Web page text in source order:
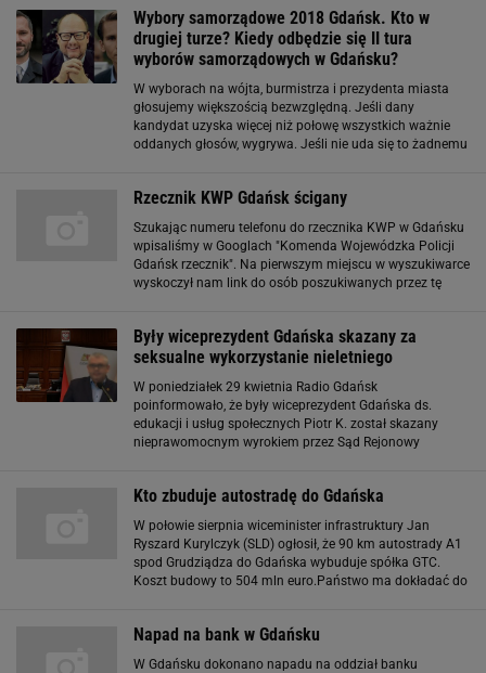
Wybory samorządowe 2018 Gdańsk. Kto w
drugiej turze? Kiedy odbędzie się II tura
wyborów samorządowych w Gdańsku?
W wyborach na wójta, burmistrza i prezydenta miasta
głosujemy większością bezwzględną. Jeśli dany
kandydat uzyska więcej niż połowę wszystkich ważnie
oddanych głosów, wygrywa. Jeśli nie uda się to żadnemu
Rzecznik KWP Gdańsk ścigany
Szukając numeru telefonu do rzecznika KWP w Gdańsku
wpisaliśmy w Googlach "Komenda Wojewódzka Policji
Gdańsk rzecznik". Na pierwszym miejscu w wyszukiwarce
wyskoczył nam link do osób poszukiwanych przez tę
Były wiceprezydent Gdańska skazany za
seksualne wykorzystanie nieletniego
W poniedziałek 29 kwietnia Radio Gdańsk
poinformowało, że były wiceprezydent Gdańska ds.
edukacji i usług społecznych Piotr K. został skazany
nieprawomocnym wyrokiem przez Sąd Rejonowy
zakaz
Kto zbuduje autostradę do Gdańska
W połowie sierpnia wiceminister infrastruktury Jan
Ryszard Kurylczyk (SLD) ogłosił, że 90 km autostrady A1
spod Grudziądza do Gdańska wybuduje spółka GTC.
Koszt budowy to 504 mln euro.Państwo ma dokładać do
Napad na bank w Gdańsku
W Gdańsku dokonano napadu na oddział banku